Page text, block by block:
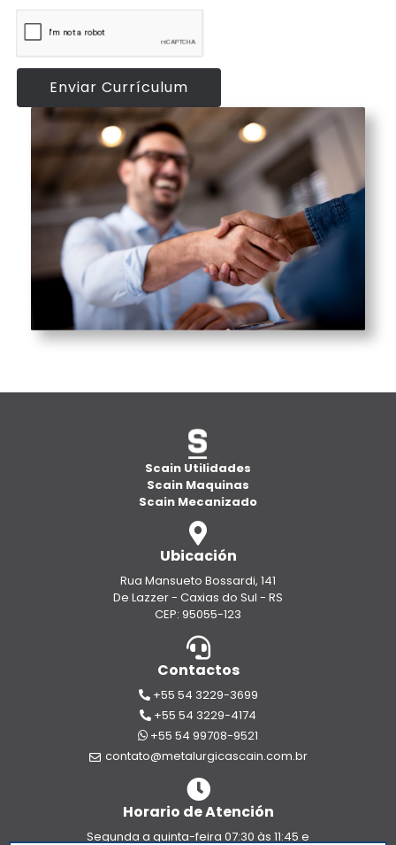
Enviar Currículum
Scain Utilidades
Scain Maquinas
Scain Mecanizado
Contactos
+55 54 3229-3699
+55 54 3229-4174
+55 54 99708-9521
contato@metalurgicascain.com.br
Ubicación
Rua Mansueto Bossardi, 141
De Lazzer - Caxias do Sul - RS
CEP: 95055-123
Horario de Atención
Segunda a quinta-feira 07:30 às 11:45 e